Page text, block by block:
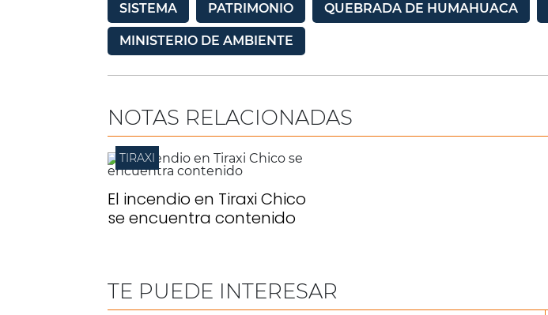
SISTEMA PATRIMONIO QUEBRADA DE HUMAHUACA
MINISTERIO DE AMBIENTE
NOTAS RELACIONADAS
TIRAXI
El incendio en Tiraxi Chico
se encuentra contenido
TE PUEDE INTERESAR